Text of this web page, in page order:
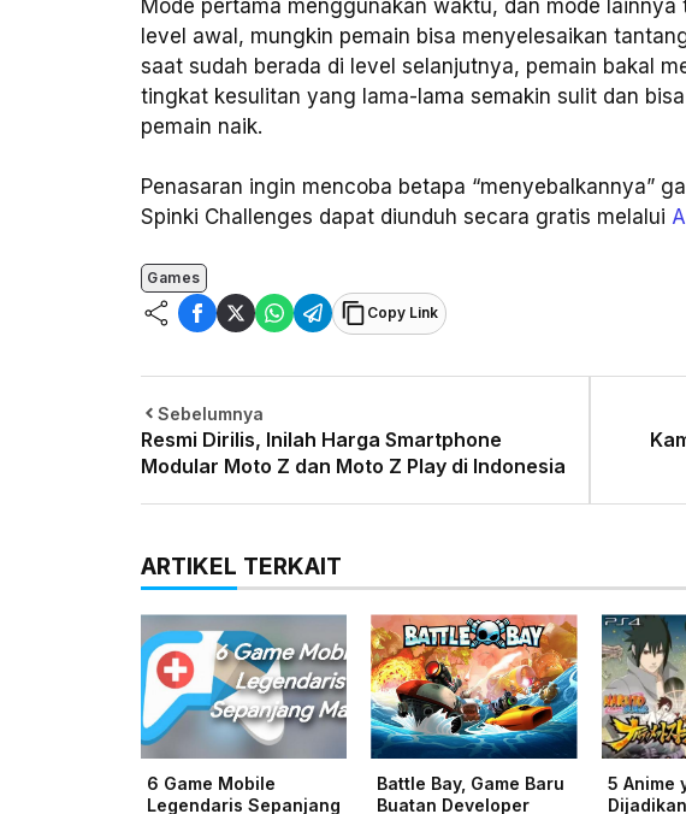
Mode pertama menggunakan waktu, dan mode
level awal, mungkin pemain bisa menyelesaikan
saat sudah berada di level selanjutnya, pemain bakal
tingkat kesulitan yang lama-lama semakin sulit dan
pemain naik.
Penasaran ingin mencoba betapa “menyebalkannya”
Spinki Challenges dapat diunduh secara gratis melalui
Games
Copy Link
Sebelumnya
Resmi Dirilis, Inilah Harga Smartphone
Modular Moto Z dan Moto Z Play di Indonesia
ARTIKEL TERKAIT
6 Game Mobile
Legendaris Sepanjang
Battle Bay, Game Baru
Buatan Developer
5 Anime